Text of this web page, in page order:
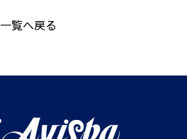
一覧へ戻る